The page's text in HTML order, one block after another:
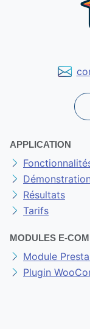
APPLICATION
Démonstration
Résultats
Tarifs
MODULES E-
Module
Plugin